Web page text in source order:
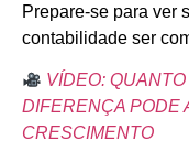
Prepare-se para ver
contabilidade ser
VÍDEO:
DIFERENÇA PODE
CRESCIMENTO